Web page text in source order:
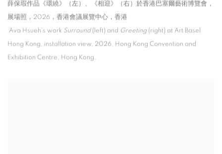
薛保瑕作品《環繞》（左）、《相迎》（右）於香港巴塞爾藝術博覽會，
展場照，2026，香港會議展覽中心，香港
Ava Hsueh's work Surround (left) and Greeting (right) at Art Basel
Hong Kong, installation view, 2026, Hong Kong Convention and
Exhibition Centre, Hong Kong.